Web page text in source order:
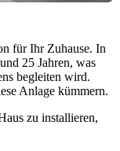
für Ihr Zuhause. In
25 Jahren, was
begleiten wird.
Anlage kümmern.
zu installieren,